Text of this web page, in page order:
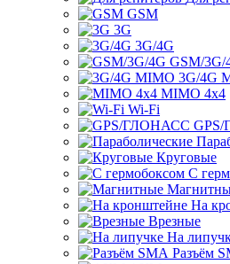
GSM
3G
3G/4G
GSM/3G/
3G/4G
MIMO 4x4
Wi-Fi
Круговые
С
На
Врезные
На
Разъём